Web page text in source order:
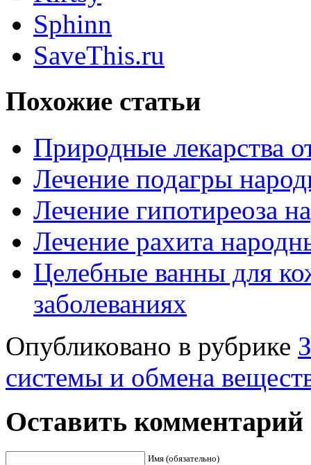
Sphinn
SaveThis.ru
Похожие статьи
Природные лекарства
Лечение подагры
Лечение гипотиреоза
Лечение рахита
Целебные ванны для
заболеваниях
Опубликовано в рубрике
системы и обмена
Оставить комментарий
Имя (обязательно)